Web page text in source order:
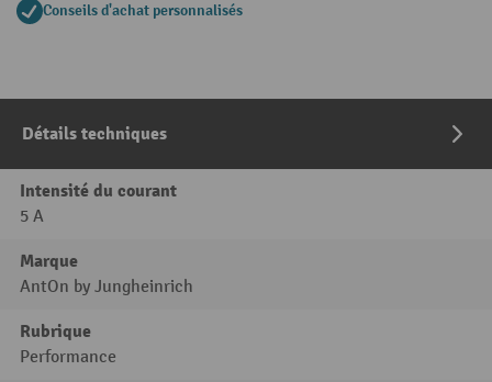
Conseils d'achat personnalisés
Détails techniques
Intensité du courant
5 A
Marque
AntOn by Jungheinrich
Rubrique
Performance